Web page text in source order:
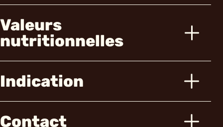
Valeurs
nutritionnelles
Indication
Contact